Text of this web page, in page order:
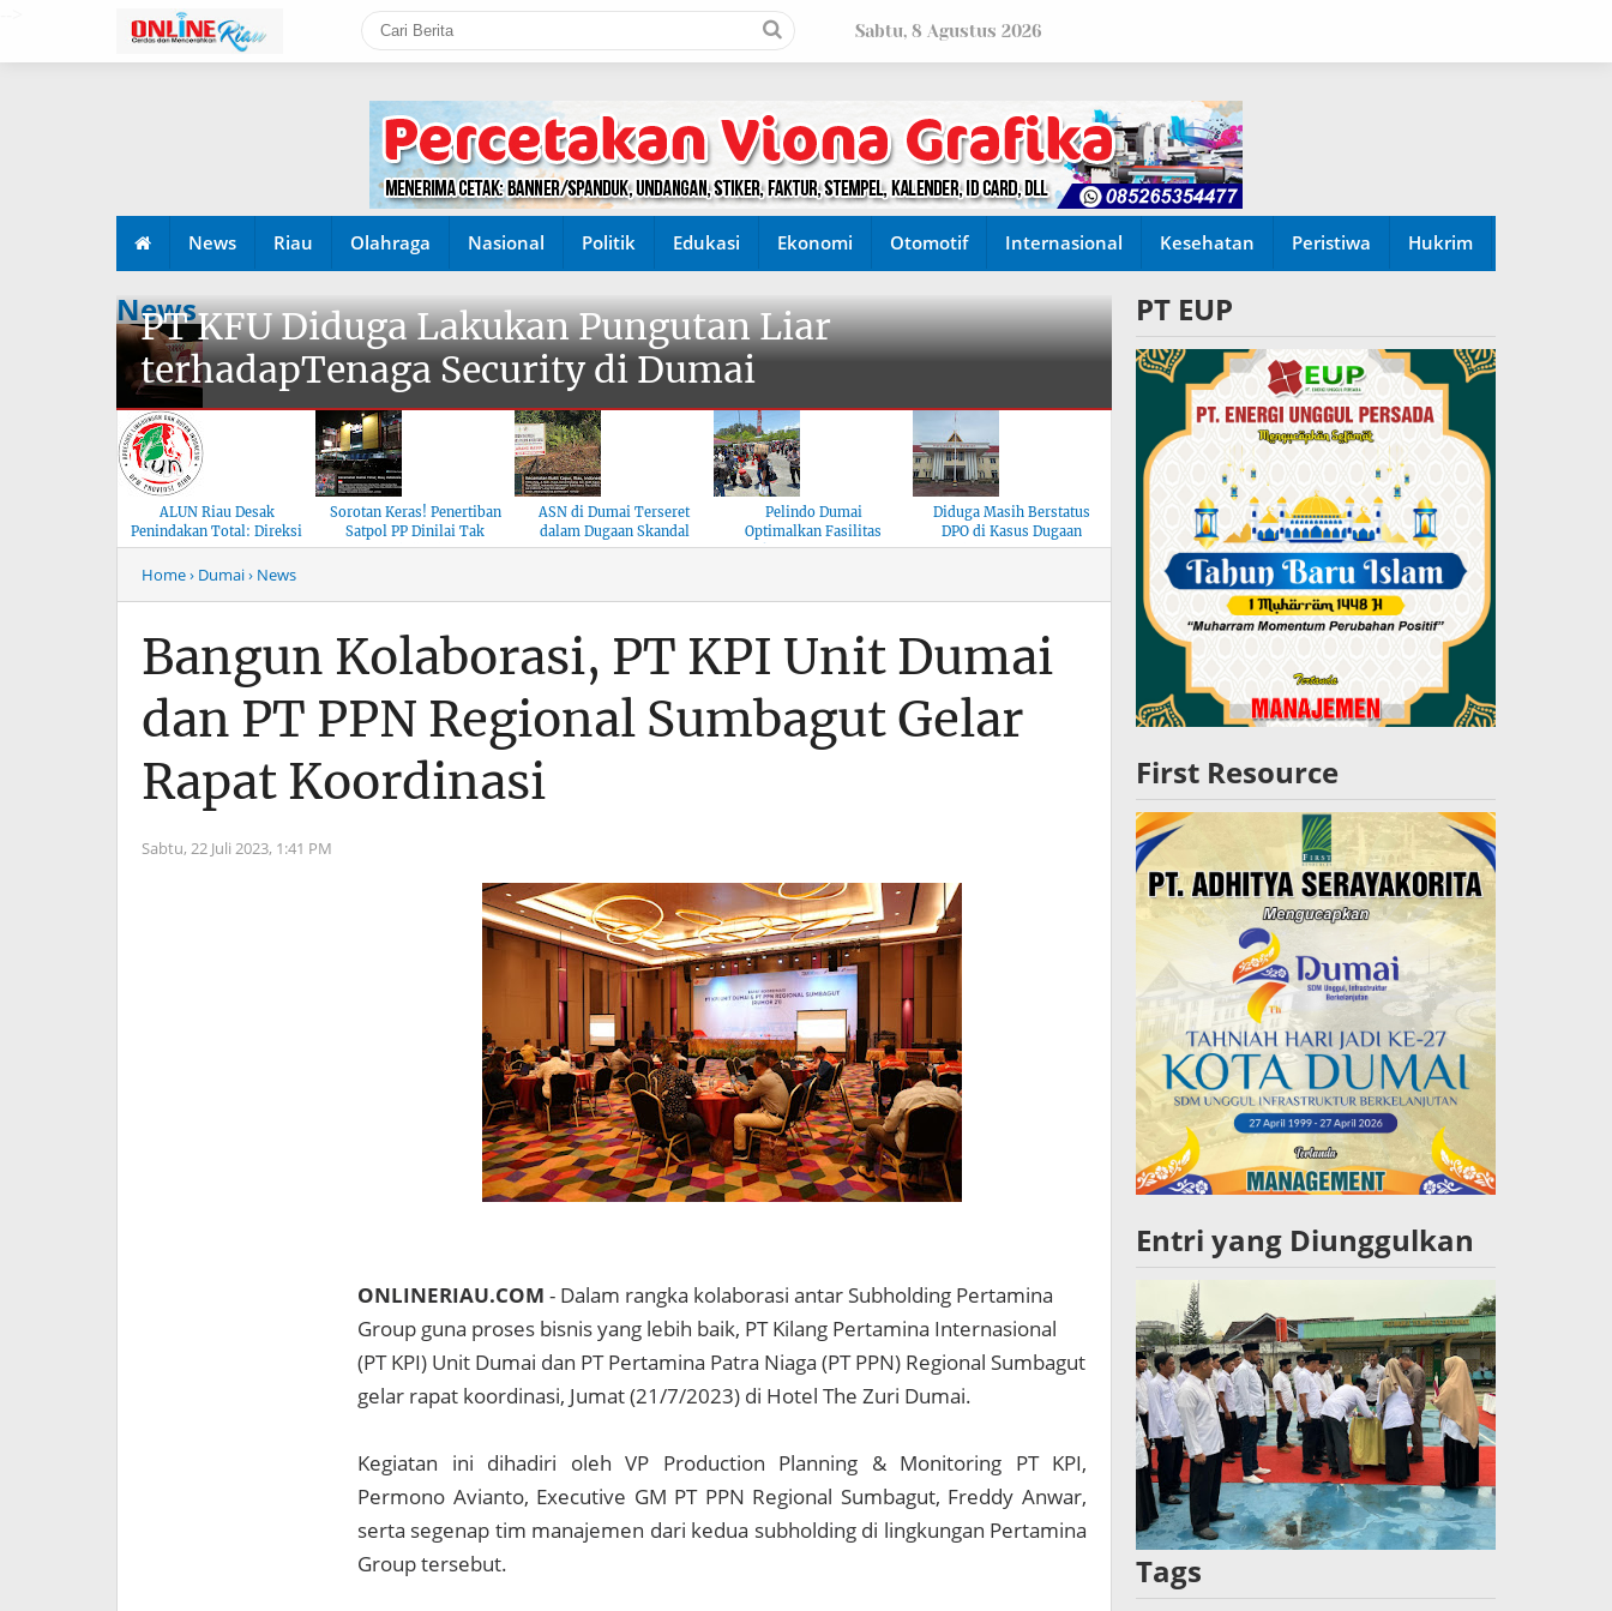
Sabtu, 8 Agustus 2026
News Riau Olahraga Nasional Politik Edukasi Ekonomi Otomotif Internasional Kesehatan Peristiwa Hukrim
News
PT KFU Diduga Lakukan Pungutan Liar
terhadapTenaga Security di Dumai
ALUN Riau Desak
Penindakan Total: Direksi
Musim Mas Harus
Bertanggung Jawab
Sorotan Keras! Penertiban
Satpol PP Dinilai Tak
Menyentuh “Kelas Atas”
ASN di Dumai Terseret
dalam Dugaan Skandal
KSO, Integritas Aparatur
Pelindo Dumai
Optimalkan Fasilitas
untuk Kenyamanan Arus
Diduga Masih Berstatus
DPO di Kasus Dugaan
Pemalsuan Paspor, Polres
Home› Dumai› News
Bangun Kolaborasi, PT KPI Unit Dumai
dan PT PPN Regional Sumbagut Gelar
Rapat Koordinasi
Sabtu, 22 Juli 2023, 1:41 PM
ONLINERIAU.COM - Dalam rangka kolaborasi antar Subholding Pertamina
Group guna proses bisnis yang lebih baik, PT Kilang Pertamina Internasional
(PT KPI) Unit Dumai dan PT Pertamina Patra Niaga (PT PPN) Regional Sumbagut
gelar rapat koordinasi, Jumat (21/7/2023) di Hotel The Zuri Dumai.
Kegiatan ini dihadiri oleh VP Production Planning & Monitoring PT KPI,
Permono Avianto, Executive GM PT PPN Regional Sumbagut, Freddy Anwar,
serta segenap tim manajemen dari kedua subholding di lingkungan Pertamina
Group tersebut.
PT EUP
First Resource
Entri yang Diunggulkan
Tags